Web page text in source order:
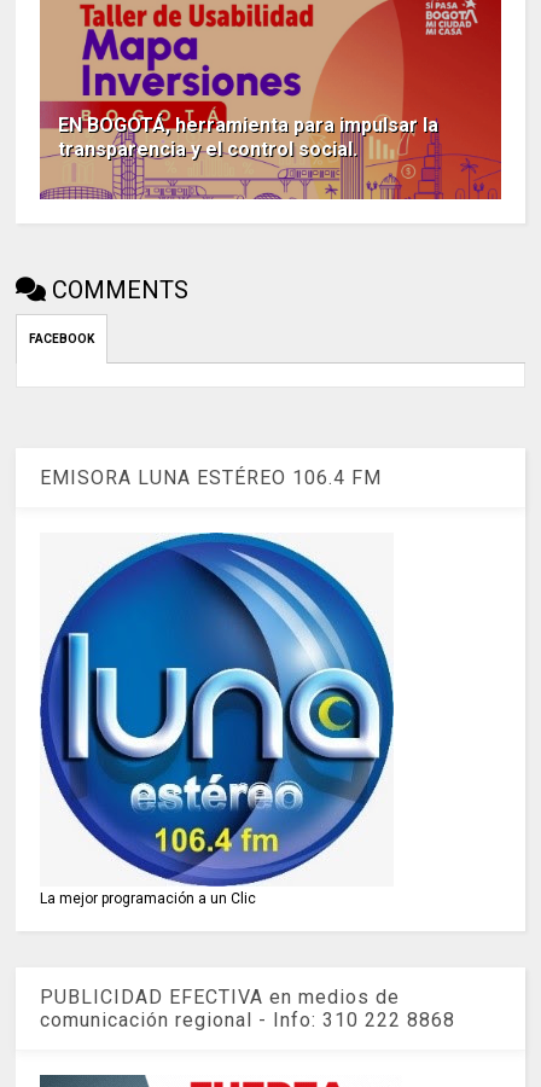
EN BOGOTÁ, herramienta para impulsar la
transparencia y el control social.
COMMENTS
FACEBOOK
EMISORA LUNA ESTÉREO 106.4 FM
La mejor programación a un Clic
PUBLICIDAD EFECTIVA en medios de
comunicación regional - Info: 310 222 8868